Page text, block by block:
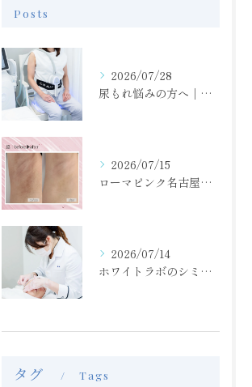
Posts
2026/07/28
尿もれ悩みの方へ｜骨盤底筋トレーニングで毎日をもっと快適に
2026/07/15
ローマピンク名古屋正規/脇の黒ずみ・くすみケア/モニター40％off
2026/07/14
ホワイトラボのシミ取り放題！肝斑もOK！！
タグ Tags